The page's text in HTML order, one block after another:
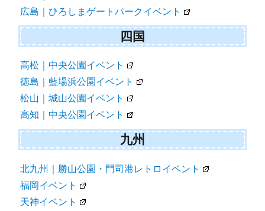
広島｜ひろしまゲートパークイベント
四国
高松｜中央公園イベント
徳島｜藍場浜公園イベント
松山｜城山公園イベント
高知｜中央公園イベント
九州
北九州｜勝山公園・門司港レトロイベント
福岡イベント
天神イベント